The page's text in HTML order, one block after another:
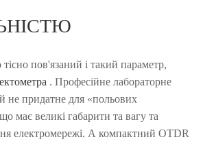
пов'язаний і такий параметр,
. Професійне лабораторне
не придатне для «польових
має великі габарити та вагу та
електромережі. А компактний OTDR